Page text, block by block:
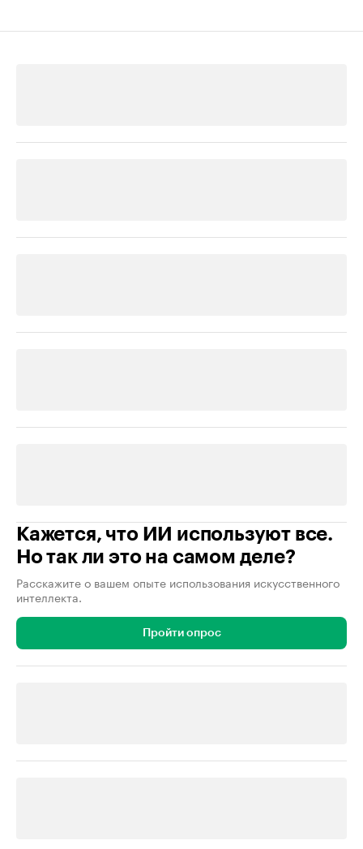
Кажется, что ИИ используют все.
Но так ли это на самом деле?
Расскажите о вашем опыте использования искусственного
интеллекта.
Пройти опрос